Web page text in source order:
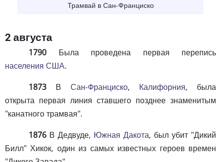
Трамвай в Сан-Франциско
2 августа
1790 Была проведена первая перепись
населения США.
1873 В Сан-Франциско, Калифорния, была
открыта первая линия ставшего позднее знаменитым
"канатного трамвая".
1876 В Дедвуде, Южная Дакота, был убит "Дикий
Билл" Хикок, один из самых известных героев времен